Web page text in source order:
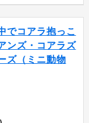
でコアラ抱っこ
ンズ・コアラズ
ズ（ミニ動物